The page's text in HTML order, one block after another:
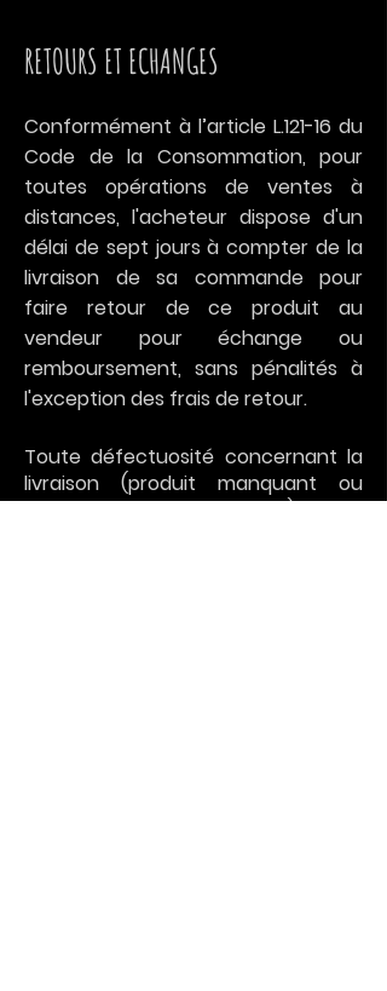
RETOURS ET ECHANGES
Conformément à l’article L.121-16 du
Code de la Consommation, pour
toutes opérations de ventes à
distances, l'acheteur dispose d'un
délai de sept jours à compter de la
livraison de sa commande pour
faire retour de ce produit au
vendeur pour échange ou
remboursement, sans pénalités à
l'exception des frais de retour.
Toute défectuosité concernant la
livraison (produit manquant ou
cassé, colis endommagé .) devra